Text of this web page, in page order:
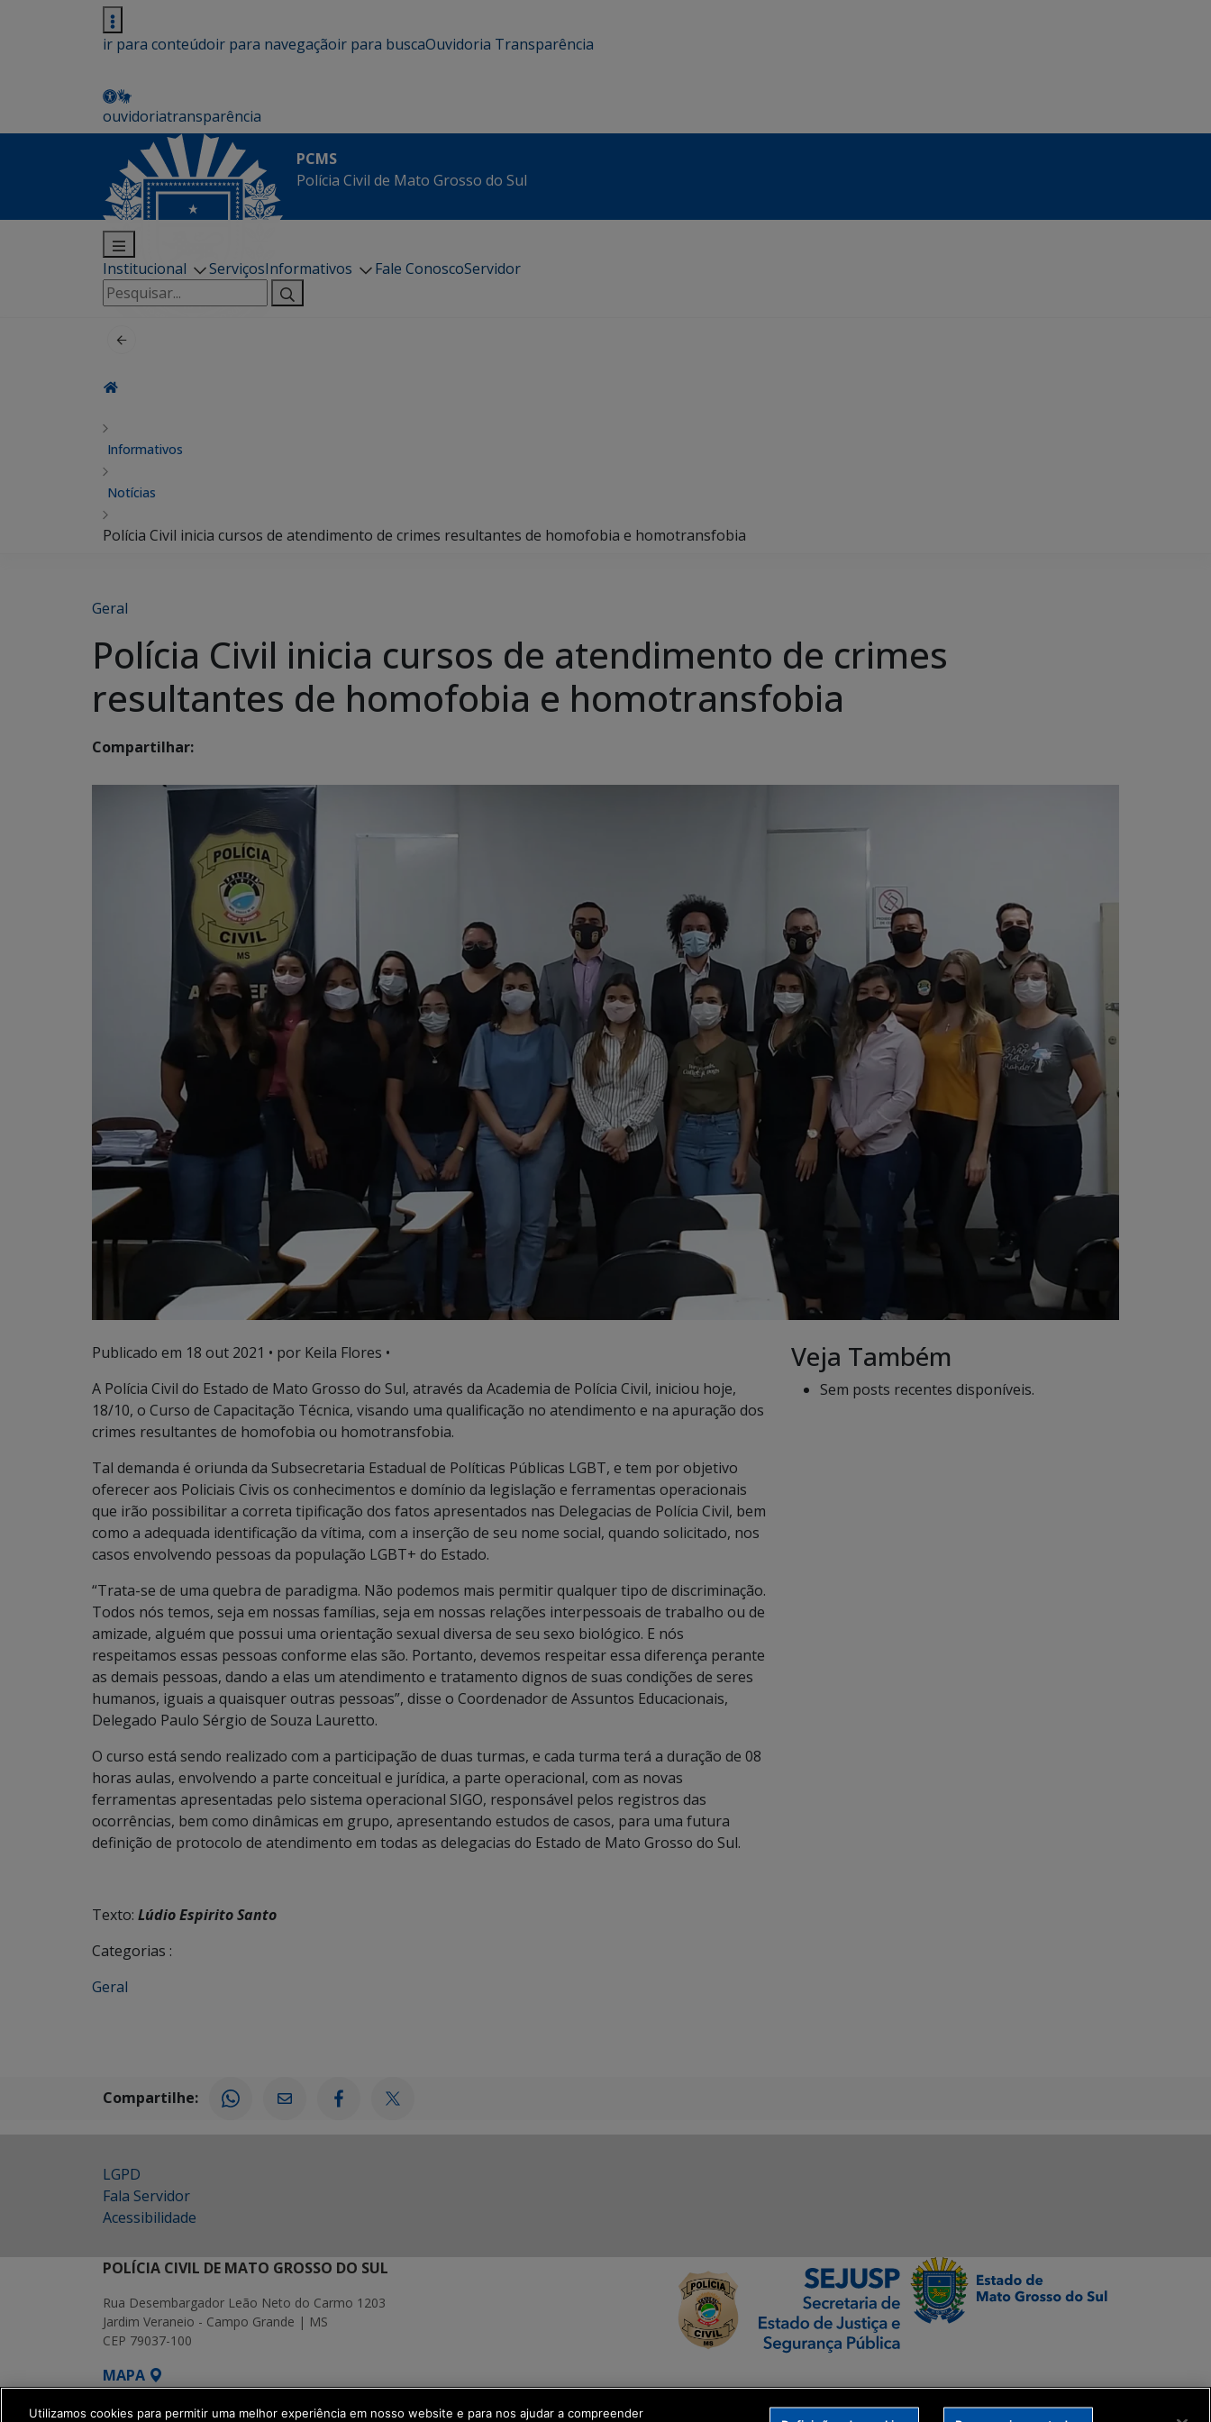
ir para conteúdoir para navegaçãoir para buscaOuvidoria Transparência
ouvidoriatransparência
PCMS
Polícia Civil de Mato Grosso do Sul
Institucional ServiçosInformativos Fale ConoscoServidor
Pesquisar
por:
Informativos
Notícias
Polícia Civil inicia cursos de atendimento de crimes resultantes de homofobia e homotransfobia
Geral
Polícia Civil inicia cursos de atendimento de crimes
resultantes de homofobia e homotransfobia
Compartilhar:
Publicado em 18 out 2021 • por Keila Flores •
A Polícia Civil do Estado de Mato Grosso do Sul, através da Academia de Polícia Civil, iniciou hoje,
18/10, o Curso de Capacitação Técnica, visando uma qualificação no atendimento e na apuração dos
crimes resultantes de homofobia ou homotransfobia.
Tal demanda é oriunda da Subsecretaria Estadual de Políticas Públicas LGBT, e tem por objetivo
oferecer aos Policiais Civis os conhecimentos e domínio da legislação e ferramentas operacionais
que irão possibilitar a correta tipificação dos fatos apresentados nas Delegacias de Polícia Civil, bem
como a adequada identificação da vítima, com a inserção de seu nome social, quando solicitado, nos
casos envolvendo pessoas da população LGBT+ do Estado.
“Trata-se de uma quebra de paradigma. Não podemos mais permitir qualquer tipo de discriminação.
Todos nós temos, seja em nossas famílias, seja em nossas relações interpessoais de trabalho ou de
amizade, alguém que possui uma orientação sexual diversa de seu sexo biológico. E nós
respeitamos essas pessoas conforme elas são. Portanto, devemos respeitar essa diferença perante
as demais pessoas, dando a elas um atendimento e tratamento dignos de suas condições de seres
humanos, iguais a quaisquer outras pessoas”, disse o Coordenador de Assuntos Educacionais,
Delegado Paulo Sérgio de Souza Lauretto.
O curso está sendo realizado com a participação de duas turmas, e cada turma terá a duração de 08
horas aulas, envolvendo a parte conceitual e jurídica, a parte operacional, com as novas
ferramentas apresentadas pelo sistema operacional SIGO, responsável pelos registros das
ocorrências, bem como dinâmicas em grupo, apresentando estudos de casos, para uma futura
definição de protocolo de atendimento em todas as delegacias do Estado de Mato Grosso do Sul.
Texto: Lúdio Espirito Santo
Categorias :
Geral
Veja Também
Sem posts recentes disponíveis.
Compartilhe:
LGPD
Fala Servidor
Acessibilidade
POLÍCIA CIVIL DE MATO GROSSO DO SUL
Rua Desembargador Leão Neto do Carmo 1203
Jardim Veraneio - Campo Grande | MS
CEP 79037-100
MAPA
SETDIG | Secretaria-Executiva de Transformação Digital
Utilizamos cookies para permitir uma melhor experiência em nosso website e para nos ajudar a compreender